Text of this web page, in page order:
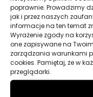
poprawnie. Prowadzimy
jak i przez naszych
informacje na ten temat
Wyrażenie zgody na
one zapisywane na
zarządzania warunkami
cookies. Pamiętaj, że w
przeglądarki.
Parametry
Producent
Pojemność